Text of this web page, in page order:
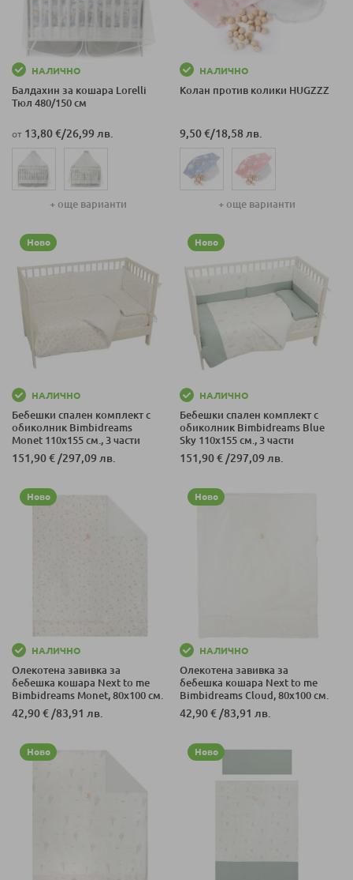
НАЛИЧНО
Балдахин за кошара Lorelli
Тюл 480/150 см
от 13,80 €/26,99 лв.
+ още варианти
НАЛИЧНО
Колан против колики HUGZZZ
9,50 €/18,58 лв.
+ още варианти
Ново
НАЛИЧНО
Бебешки спален комплект с
обиколник Bimbidreams
Monet 110x155 см., 3 части
151,90 €/297,09 лв.
Ново
НАЛИЧНО
Бебешки спален комплект с
обиколник Bimbidreams Blue
Sky 110x155 см., 3 части
151,90 €/297,09 лв.
Ново
НАЛИЧНО
Олекотена завивка за
бебешка кошара Next to me
Bimbidreams Monet, 80x100 см.
42,90 €/83,91 лв.
Ново
НАЛИЧНО
Олекотена завивка за
бебешка кошара Next to me
Bimbidreams Cloud, 80x100 см.
42,90 €/83,91 лв.
Ново Ново